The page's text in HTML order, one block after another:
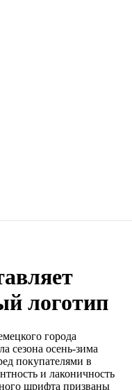
логотип
города
сезона осень-зима
покупателями в
и лаконичность
шрифта призваны